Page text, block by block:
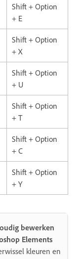
Shift + Option
+ E
Shift + Option
+ X
Shift + Option
+ U
Shift + Option
+ T
Shift + Option
+ C
Shift + Option
+ Y
bewerken
Elements
kleuren en